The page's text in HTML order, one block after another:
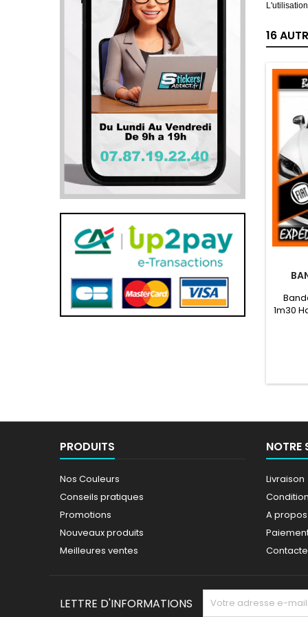
16
1m30
PRODUITS
Nos Couleurs
Conseils pratiques
Promotions
Nouveaux produits
Meilleures ventes
NOTRE
Livraison
A propos
LETTRE D'INFORMATIONS